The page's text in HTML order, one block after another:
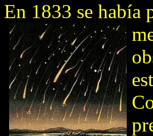
En 1833 se había